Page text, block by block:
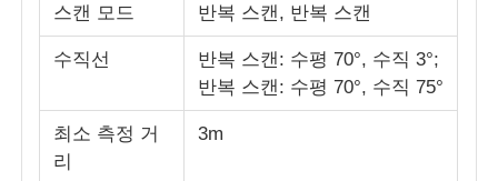
사건
인용 을 요청 하십시오
산업용 드론
스캔 모드 반복 스캔, 반복 스캔
수직선
반복 스캔: 수평 70°, 수직 3°;
반복 스캔: 수평 70°, 수직 75°
최소 측정 거
리
3m